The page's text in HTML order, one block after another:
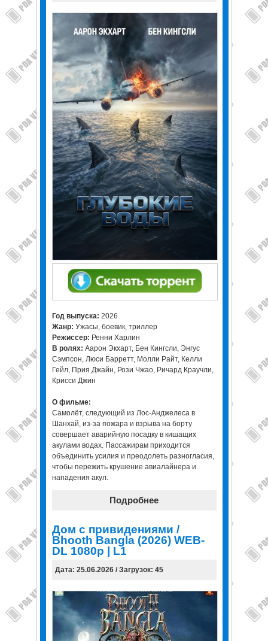
Год выпуска: 2026
Жанр: Ужасы, боевик, триллер
Режиссер: Ренни Харлин
В ролях: Аарон Экхарт, Бен Кингсли, Энгус
Сэмпсон, Люси Барретт, Молли Райт, Келли
Гейл, Прия Джайн, Рози Чжао, Ричард Краучли,
Крисси Джин
О фильме:
Самолёт, следующий из Лос-Анджелеса в
Шанхай, из-за пожара и взрыва на борту
совершает аварийную посадку в кишащих
акулами водах. Пассажирам приходится
объединить усилия и преодолеть разногласия,
чтобы пережить крушение авиалайнера и
нападения акул.
Подробнее
Дом с привидениями /
Bhooth Bangla (2026) WEB-
DL 1080p | L1
Дата: 25.06.2026 / Загрузок: 45